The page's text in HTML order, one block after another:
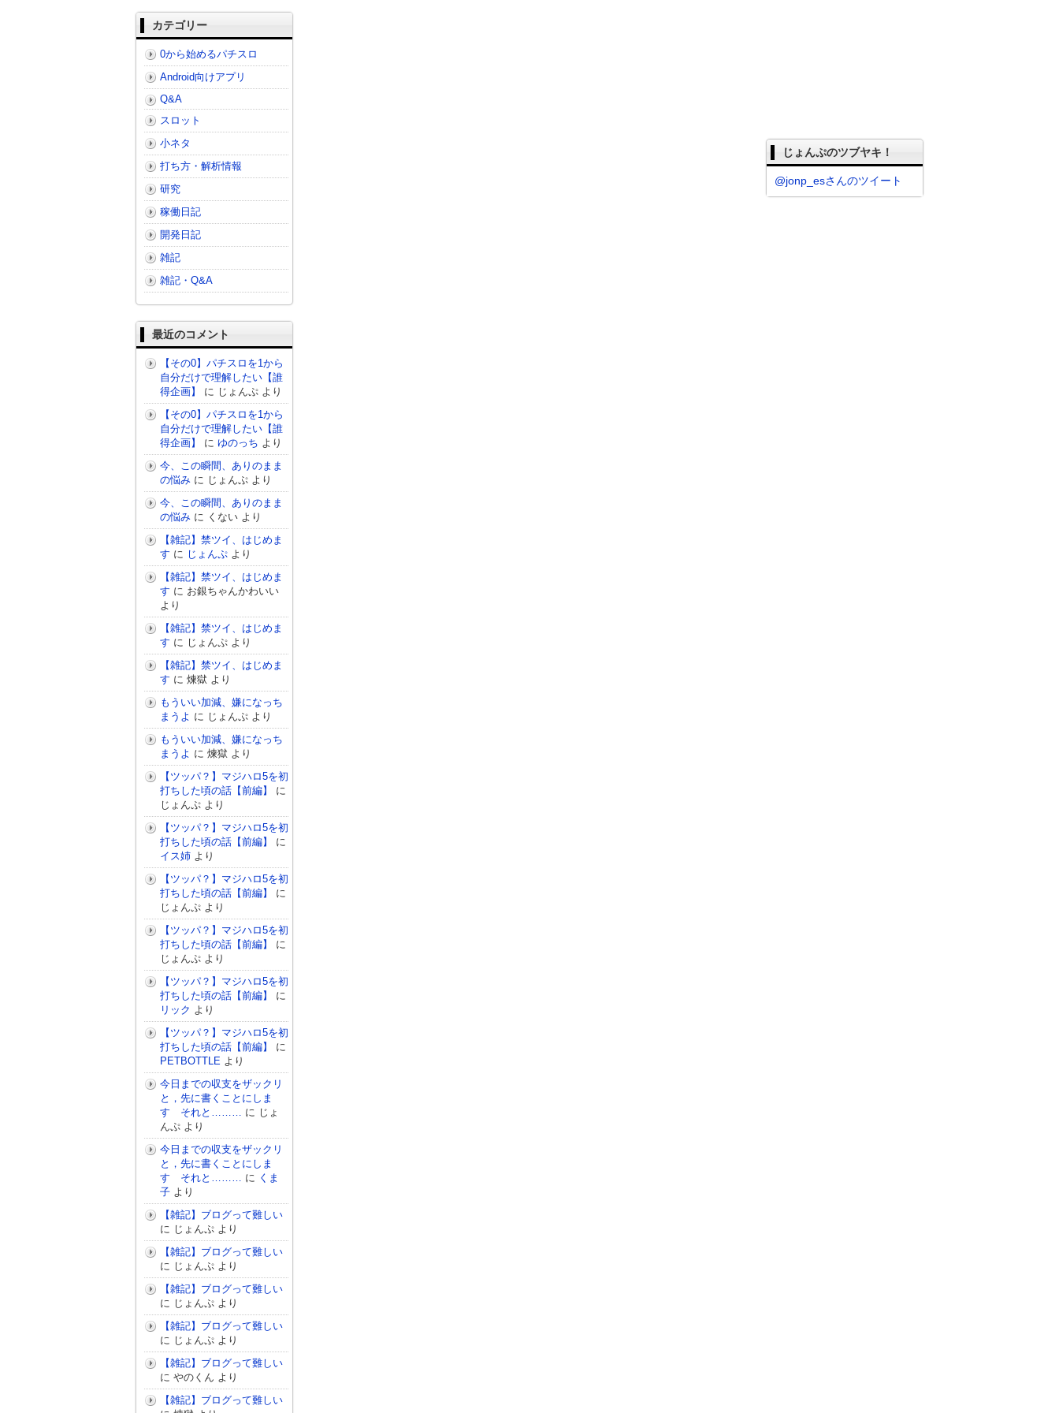
じょんぷのツブヤキ！
@jonp_esさんのツイート
カテゴリー
0から始めるパチスロ
Android向けアプリ
Q&A
スロット
小ネタ
打ち方・解析情報
研究
稼働日記
開発日記
雑記
雑記・Q&A
最近のコメント
【その0】パチスロを1から
自分だけで理解したい【誰
得企画】
に じょんぷ より
【その0】パチスロを1から
自分だけで理解したい【誰
得企画】
に ゆのっち より
今、この瞬間、ありのまま
の悩み に じょんぷ より
今、この瞬間、ありのまま
の悩み に くない より
【雑記】禁ツイ、はじめま
す に じょんぷ より
【雑記】禁ツイ、はじめま
す に お銀ちゃんかわいい
より
【雑記】禁ツイ、はじめま
す に じょんぷ より
【雑記】禁ツイ、はじめま
す に 煉獄 より
もういい加減、嫌になっち
まうよ に じょんぷ より
もういい加減、嫌になっち
まうよ に 煉獄 より
【ツッパ？】マジハロ5を初
打ちした頃の話【前編】
に
じょんぷ より
【ツッパ？】マジハロ5を初
打ちした頃の話【前編】
に
イス姉 より
【ツッパ？】マジハロ5を初
打ちした頃の話【前編】
に
じょんぷ より
【ツッパ？】マジハロ5を初
打ちした頃の話【前編】
に
じょんぷ より
【ツッパ？】マジハロ5を初
打ちした頃の話【前編】
に
リック より
【ツッパ？】マジハロ5を初
打ちした頃の話【前編】
に
PETBOTTLE より
今日までの収支をザックリ
と，先に書くことにしま
す それと……… に じょ
んぷ より
今日までの収支をザックリ
と，先に書くことにしま
す それと……… に くま
子 より
【雑記】ブログって難しい
に じょんぷ より
【雑記】ブログって難しい
に じょんぷ より
【雑記】ブログって難しい
に じょんぷ より
【雑記】ブログって難しい
に じょんぷ より
【雑記】ブログって難しい
に やのくん より
【雑記】ブログって難しい